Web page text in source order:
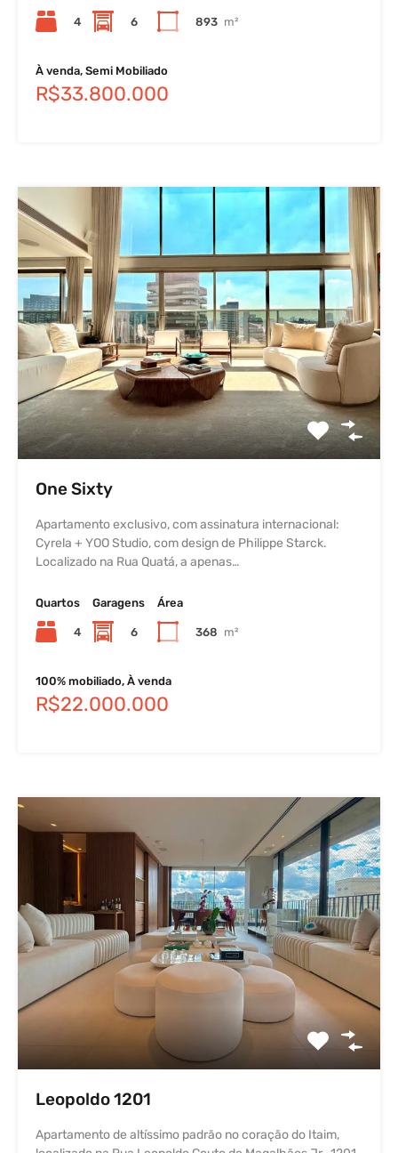
4 6 893 m²
À venda, Semi Mobiliado
R$33.800.000
One Sixty
Apartamento exclusivo, com assinatura internacional:
Cyrela + YOO Studio, com design de Philippe Starck.
Localizado na Rua Quatá, a apenas…
Quartos
4
Garagens
6
Área
368 m²
100% mobiliado, À venda
R$22.000.000
Leopoldo 1201
Apartamento de altíssimo padrão no coração do Itaim,